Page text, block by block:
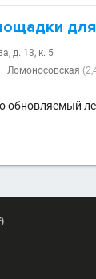
для
д. 13, к. 5
Ломоносовская
обновляемый